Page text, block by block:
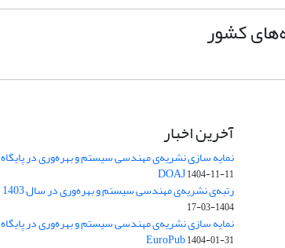
کشور
آخرین اخبار
نمایه سازی نشریه‌ی مهندسی سیستم و بهره‌وری در پایگاه
DOAJ1404-11-11
رتبه‌ی نشریه‌ی مهندسی سیستم و بهره‌وری در سال 1403
1404-03-17
نمایه سازی نشریه‌ی مهندسی سیستم و بهره‌وری در پایگاه
EuroPub1404-01-31